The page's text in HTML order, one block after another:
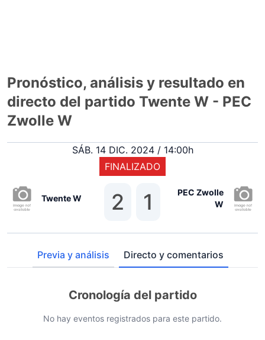
Pronóstico, análisis y resultado en
directo del partido Twente W - PEC
Zwolle W
SÁB. 14 DIC. 2024 / 14:00h
FINALIZADO
Twente W 2 1
PEC Zwolle
W
Previa y análisis Directo y comentarios
Cronología del partido
No hay eventos registrados para este partido.